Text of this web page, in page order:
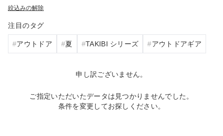
絞込みの解除
注目のタグ
アウトドア 夏 TAKIBI シリーズ アウトドアギア
申し訳ございません。
ご指定いただいたデータは見つかりませんでした。
条件を変更してお探しください。